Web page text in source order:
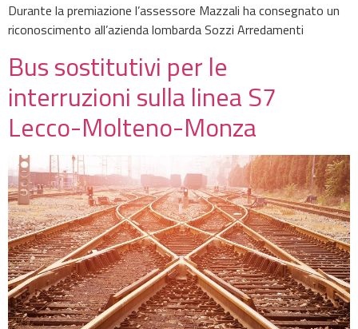
Durante la premiazione l’assessore Mazzali ha consegnato un
riconoscimento all’azienda lombarda Sozzi Arredamenti
Bus sostitutivi per le
interruzioni sulla linea S7
Lecco-Molteno-Monza